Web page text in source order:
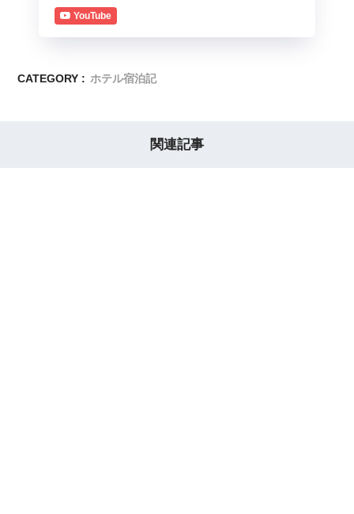
YouTube
CATEGORY : ホテル宿泊記
関連記事